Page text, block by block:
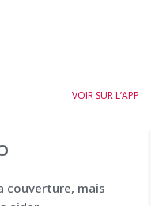
VOIR SUR L’APP
couverture, mais